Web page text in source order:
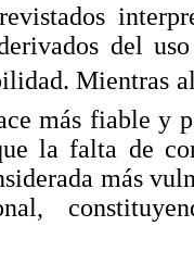
del
Mientras
más fiable y
la falta de
más